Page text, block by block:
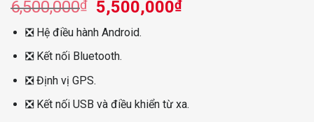
6,500,000₫
Giá
là:
6,500,000₫.
5,500,000₫Giá
❎Hệ điều hành Android.
❎Kết nối Bluetooth.
❎Định vị GPS.
❎Kết nối USB và điều khiển từ xa.